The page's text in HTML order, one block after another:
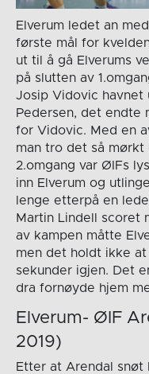
Elverum ledet an
første mål for
ut til å gå Elverums
på slutten av
Josip Vidovic havnet
Pedersen, det endte
for Vidovic. Med en
man tro det så
2.omgang var ØIFs
inn Elverum og
lenge etterpå en
Martin Lindell scoret
av kampen måtte
men det holdt ikke
sekunder igjen. Det
dra fornøyde hjem
Elverum- ØIF
2019)
Etter at Arendal snøt